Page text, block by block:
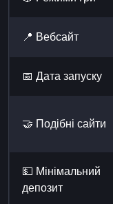
📍 Вебсайт
📅 Дата запуску
🤝 Подібні сайти
💵 Мінімальний
депозит